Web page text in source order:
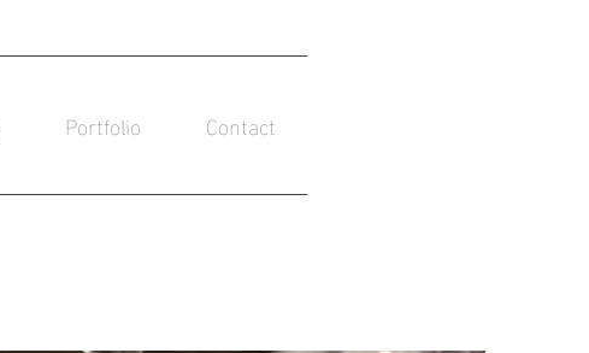
Portfolio Contact